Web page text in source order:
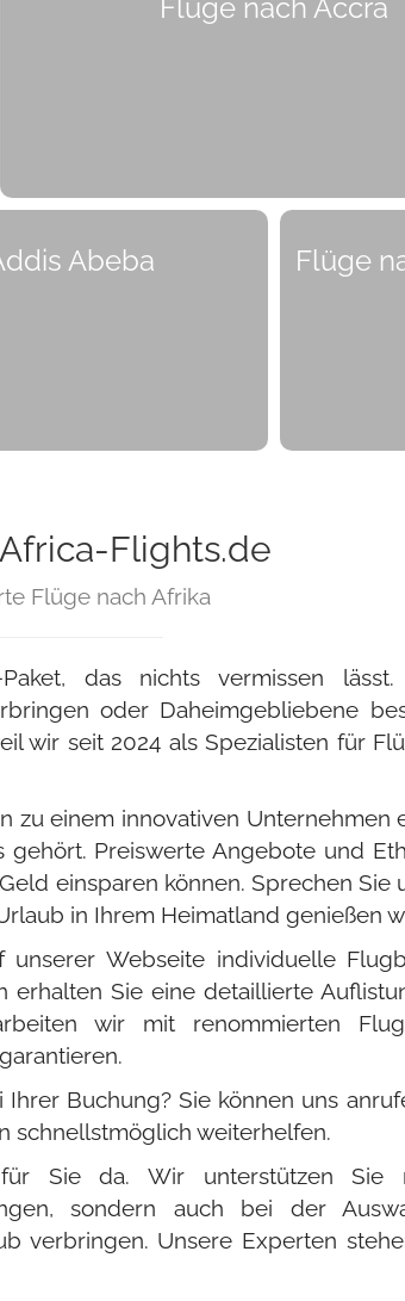
Flüge nach Accra
Abeba Flüge
Flights.de
Flüge nach Afrika
das nichts vermissen
oder Daheimgebliebene
wir seit 2024 als Spezialisten für
zu einem innovativen Unternehmen
Preiswerte Angebote und
einsparen können. Sprechen Sie
in Ihrem Heimatland genießen
Webseite individuelle
erhalten Sie eine detaillierte
wir mit renommierten
Buchung? Sie können uns
schnellstmöglich weiterhelfen.
Sie da. Wir unterstützen Sie
sondern auch bei der
verbringen. Unsere Experten